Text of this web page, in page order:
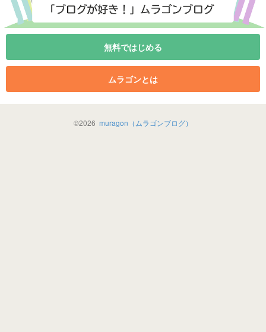
無料ではじめる
ムラゴンとは
©2026 muragon（ムラゴンブログ）